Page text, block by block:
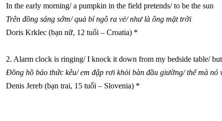
In the early morning/ a pumpkin in the field pretends/ to be the sun
Trên đồng sáng sớm/ quả bí ngô ra vẻ/ như là ông mặt trời
Doris Krklec (bạn nữ, 12 tuổi – Croatia) *
2. Alarm clock is ringing/ I knock it down from my bedside table/
Đồng hồ báo thức kêu/ em đập rơi khỏi bàn đầu giường/ thế mà nó
Denis Jereb (bạn trai, 15 tuổi – Slovenia) *